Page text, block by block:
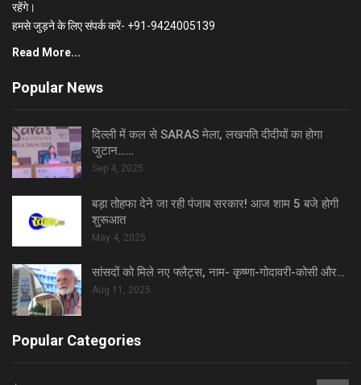
रहेंगे।
हमसे जुड़ने के लिए संपर्क करें- +91-9424005139
Read More...
Popular News
दिल्ली में कल से SARAS मेला, लखपति दीदीयों का होगा
जुटान……
Sep 4, 2025
बड़ा तोहफा देने जा रही पंजाब सरकार! आज शाम 5 बजे होगी
शुरूआत
May 4, 2025
सांसदों को मिले नए फ्लैट्स, नाम- कृष्णा-गोदावरी-कोसी और…
Aug 11, 2025
Popular Categories